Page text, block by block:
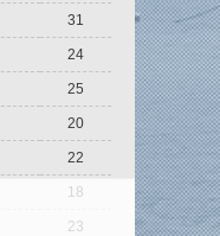
31
24
25
20
22
18
23